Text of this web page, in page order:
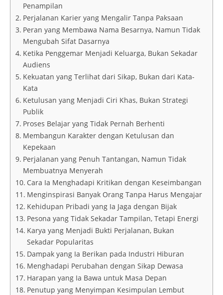
Penampilan
Perjalanan Karier yang Mengalir Tanpa Paksaan
Peran yang Membawa Nama Besarnya, Namun Tidak
Mengubah Sifat Dasarnya
Ketika Penggemar Menjadi Keluarga, Bukan Sekadar
Audiens
Kekuatan yang Terlihat dari Sikap, Bukan dari Kata-
Kata
Ketulusan yang Menjadi Ciri Khas, Bukan Strategi
Publik
Proses Belajar yang Tidak Pernah Berhenti
Membangun Karakter dengan Ketulusan dan
Kepekaan
Perjalanan yang Penuh Tantangan, Namun Tidak
Membuatnya Menyerah
Cara Ia Menghadapi Kritikan dengan Keseimbangan
Menginspirasi Banyak Orang Tanpa Harus Mengajar
Kehidupan Pribadi yang Ia Jaga dengan Bijak
Pesona yang Tidak Sekadar Tampilan, Tetapi Energi
Karya yang Menjadi Bukti Perjalanan, Bukan
Sekadar Popularitas
Dampak yang Ia Berikan pada Industri Hiburan
Menghadapi Perubahan dengan Sikap Dewasa
Harapan yang Ia Bawa untuk Masa Depan
Penutup yang Menyimpan Kesimpulan Lembut